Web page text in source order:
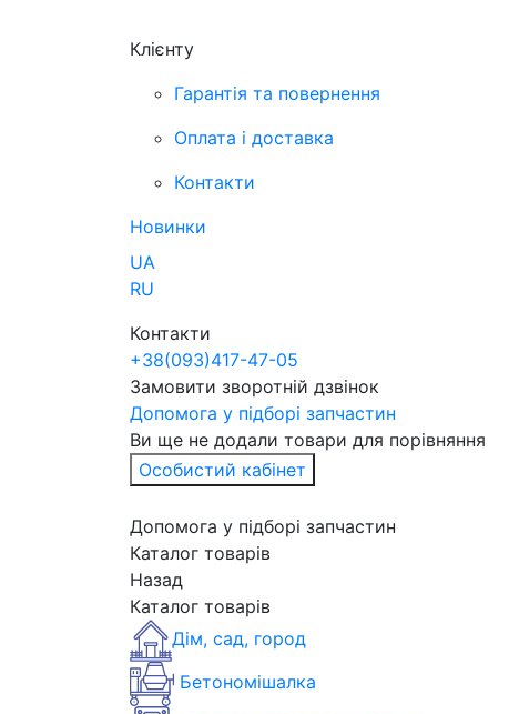
Клієнту
Гарантія та повернення
Оплата і доставка
Контакти
Новинки
UA
RU
Контакти
+38(093)417-47-05
Замовити зворотній дзвінок
Допомога у підборі запчастин
Ви ще не додали товари для порівняння
Особистий кабінет
Допомога у підборі запчастин
Каталог товарів
Назад
Каталог товарів
Дім, сад, город
Бетономішалка